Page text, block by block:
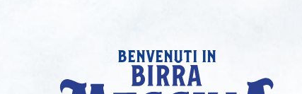
benvenuti in